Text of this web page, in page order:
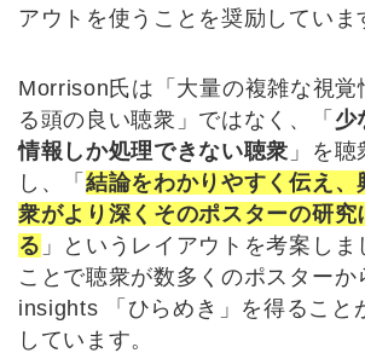
アウトを使うことを奨励していま
Morrison氏は「大量の複雑な視覚
る頭の良い聴衆」ではなく、「 少
情報しか処理できない聴衆 」を
し、「結論をわかりやすく伝え、
衆がより深くそのポスターの研究
る 」というレイアウトを考案しま
ことで聴衆が数多くのポスターか
insights 「ひらめき」を得ること
しています。